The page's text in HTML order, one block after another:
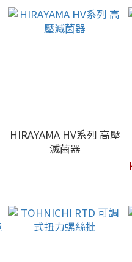
HIRAYAMA HV系列 高壓
滅菌器